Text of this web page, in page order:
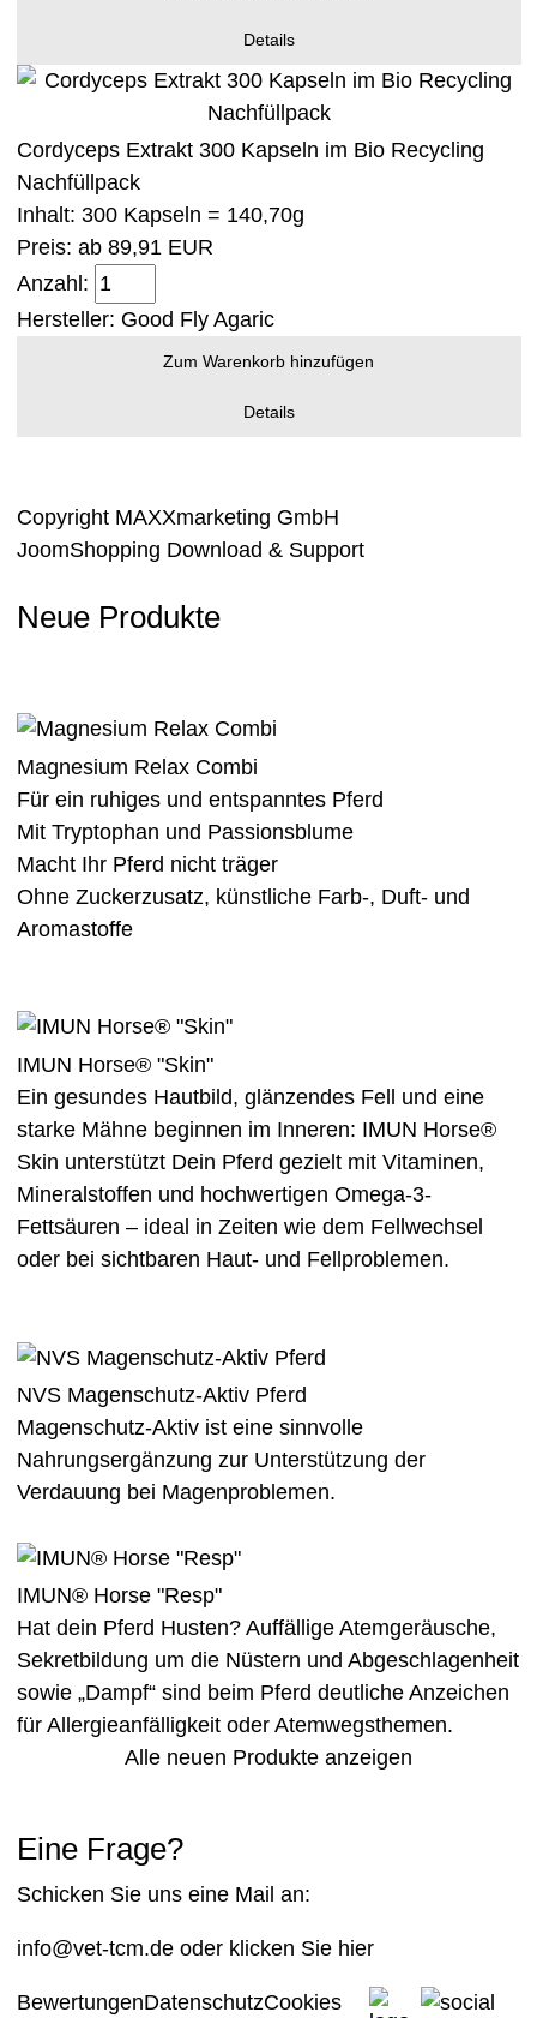
Details
Cordyceps Extrakt 300 Kapseln im Bio Recycling
Nachfüllpack
Inhalt: 300 Kapseln = 140,70g
Preis: ab 89,91 EUR
Anzahl:
Hersteller: Good Fly Agaric
Zum Warenkorb hinzufügen
Details
Copyright MAXXmarketing GmbH
JoomShopping Download & Support
Neue Produkte
Magnesium Relax Combi
Für ein ruhiges und entspanntes Pferd
Mit Tryptophan und Passionsblume
Macht Ihr Pferd nicht träger
Ohne Zuckerzusatz, künstliche Farb-, Duft- und
Aromastoffe
IMUN Horse® "Skin"
Ein gesundes Hautbild, glänzendes Fell und eine
starke Mähne beginnen im Inneren: IMUN Horse®
Skin unterstützt Dein Pferd gezielt mit Vitaminen,
Mineralstoffen und hochwertigen Omega-3-
Fettsäuren – ideal in Zeiten wie dem Fellwechsel
oder bei sichtbaren Haut- und Fellproblemen.
NVS Magenschutz-Aktiv Pferd
Magenschutz-Aktiv ist eine sinnvolle
Nahrungsergänzung zur Unterstützung der
Verdauung bei Magenproblemen.
IMUN® Horse "Resp"
Hat dein Pferd Husten? Auffällige Atemgeräusche,
Sekretbildung um die Nüstern und Abgeschlagenheit
sowie „Dampf“ sind beim Pferd deutliche Anzeichen
für Allergieanfälligkeit oder Atemwegsthemen.
Alle neuen Produkte anzeigen
Eine Frage?
Schicken Sie uns eine Mail an:
info@vet-tcm.deoder klicken Sie hier
BewertungenDatenschutzCookies